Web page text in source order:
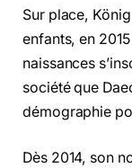
Sur place,
enfants, en
naissances
société que
démographie
Dès 2014, son